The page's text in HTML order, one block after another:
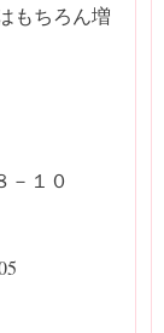
もちろん増
－１０